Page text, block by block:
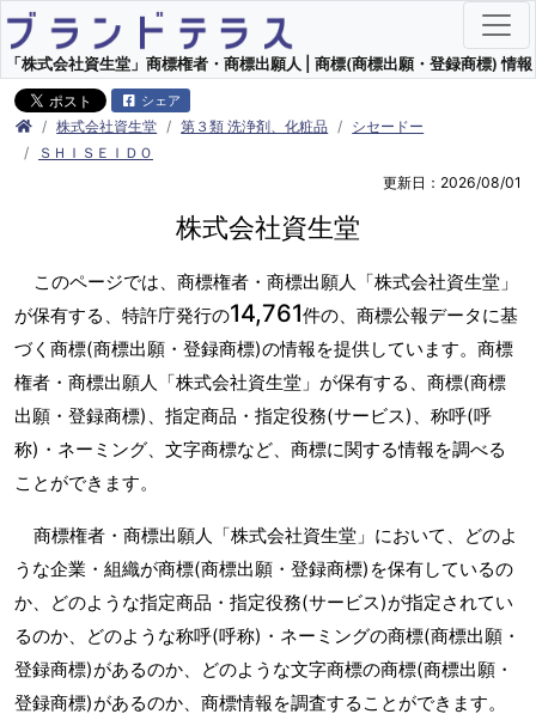
「株式会社資生堂」商標権者・商標出願人 | 商標(商標出願・登録商標) 情報
シェア
株式会社資生堂 第３類 洗浄剤、化粧品
シセードー
ＳＨＩＳＥＩＤＯ
更新日：2026/08/01
株式会社資生堂
このページでは、商標権者・商標出願人「株式会社資生堂」
が保有する、特許庁発行の14,761件の、商標公報データに基
づく商標(商標出願・登録商標)の情報を提供しています。商標
権者・商標出願人「株式会社資生堂」が保有する、商標(商標
出願・登録商標)、指定商品・指定役務(サービス)、称呼(呼
称)・ネーミング、文字商標など、商標に関する情報を調べる
ことができます。
商標権者・商標出願人「株式会社資生堂」において、どのよ
うな企業・組織が商標(商標出願・登録商標)を保有しているの
か、どのような指定商品・指定役務(サービス)が指定されてい
るのか、どのような称呼(呼称)・ネーミングの商標(商標出願・
登録商標)があるのか、どのような文字商標の商標(商標出願・
登録商標)があるのか、商標情報を調査することができます。